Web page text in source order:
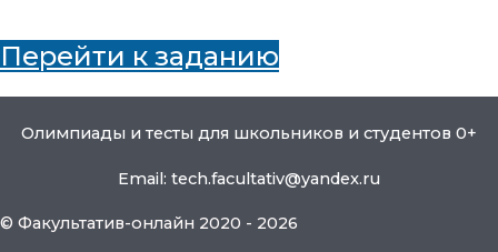
Перейти к заданию
Олимпиады и тесты для школьников и студентов 0+
Email: tech.facultativ@yandex.ru
© Факультатив-онлайн 2020 - 2026